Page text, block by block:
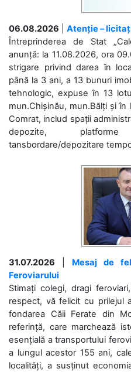
06.08.2026
Atenție –
Întreprinderea de Stat
anunță: la 11.08.2026, ora
strigare privind darea în
până la 3 ani, a 13 bunuri
tehnologic, expuse în 13
mun.Chișinău, mun.Bălți și în
Comrat, includ spații
depozite,
tansbordare/depozitare
31.07.2026
Mesaj de
Feroviarului
Stimați colegi, dragi
respect, vă felicit cu prilejul
fondarea Căii Ferate din
referință, care marchează
esențială a transportului
a lungul acestor 155 ani,
localități, a susținut